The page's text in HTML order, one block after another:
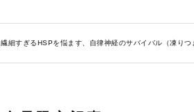
繊細すぎるHSPを悩ます、自律神経のサバイバル（凍りつ